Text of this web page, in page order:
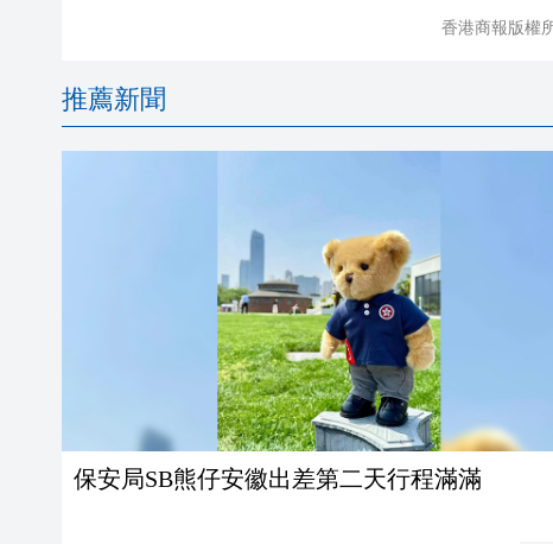
香港商報版權
推薦新聞
保安局SB熊仔安徽出差第二天行程滿滿